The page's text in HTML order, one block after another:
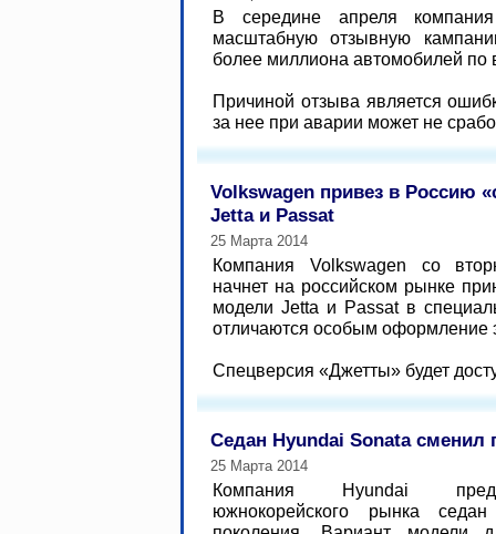
В середине апреля
масштабную отзывную
более миллиона автомобилей по
Причиной отзыва является
за нее при аварии может не
Volkswagen привез в Россию
Jetta и Passat
25 Марта 2014
Компания Volkswagen со
начнет на российском рынке
модели Jetta и Passat в
отличаются особым оформление
Спецверсия «Джетты» будет
Седан Hyundai Sonata сменил
25 Марта 2014
Компания Hyundai
южнокорейского рынка